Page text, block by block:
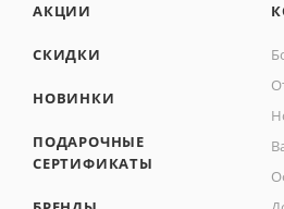
АКЦИИ
СКИДКИ
НОВИНКИ
ПОДАРОЧНЫЕ
СЕРТИФИКАТЫ